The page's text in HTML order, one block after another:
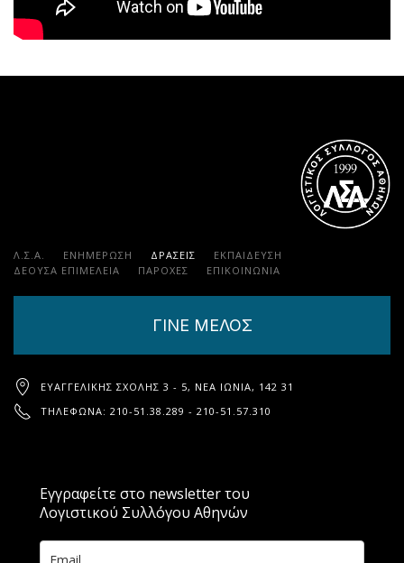
Λ.Σ.Α. ΕΝΗΜΕΡΩΣΗ ΔΡΑΣΕΙΣ
ΕΚΠΑΊΔΕΥΣΗ
ΔΕΟΥΣΑ ΕΠΙΜΕΛΕΙΑ
ΠΑΡΟΧΈΣ ΕΠΙΚΟΙΝΩΝΊΑ
ΓΙΝΕ ΜΕΛΟΣ
ΕΥΑΓΓΕΛΙΚΉΣ ΣΧΟΛΉΣ 3 - 5, ΝΈΑ ΙΩΝΊΑ, 142 31
ΤΗΛΈΦΩΝΑ: 210-51.38.289 - 210-51.57.310
Εγγραφείτε στο newsletter του
Λογιστικού Συλλόγου Αθηνών